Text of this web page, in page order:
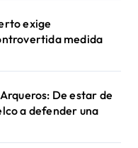
exige
medida
De estar de
a defender una